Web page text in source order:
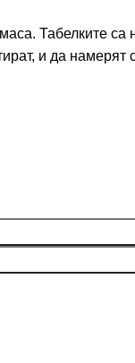
Табелките
и да